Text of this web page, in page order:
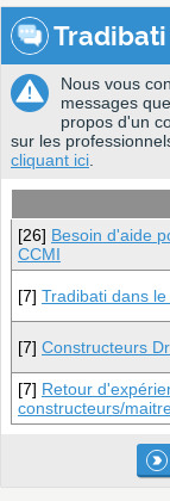
Tradibati
Nous vous
messages
propos d'un
sur les
cliquant ici
[26] Besoin d'aide
CCMI
[7] Tradibati dans
[7] Constructeurs
[7] Retour
constructeurs/